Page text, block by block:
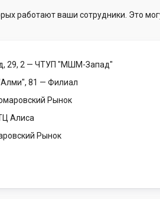
работают ваши сотрудники. Это
29, 2 — ЧТУП "МШМ-Запад"
81 — Филиал
Рынок
Алиса
Рынок